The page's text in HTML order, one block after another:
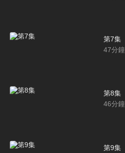
第7集
47分鐘
第8集
46分鐘
第9集